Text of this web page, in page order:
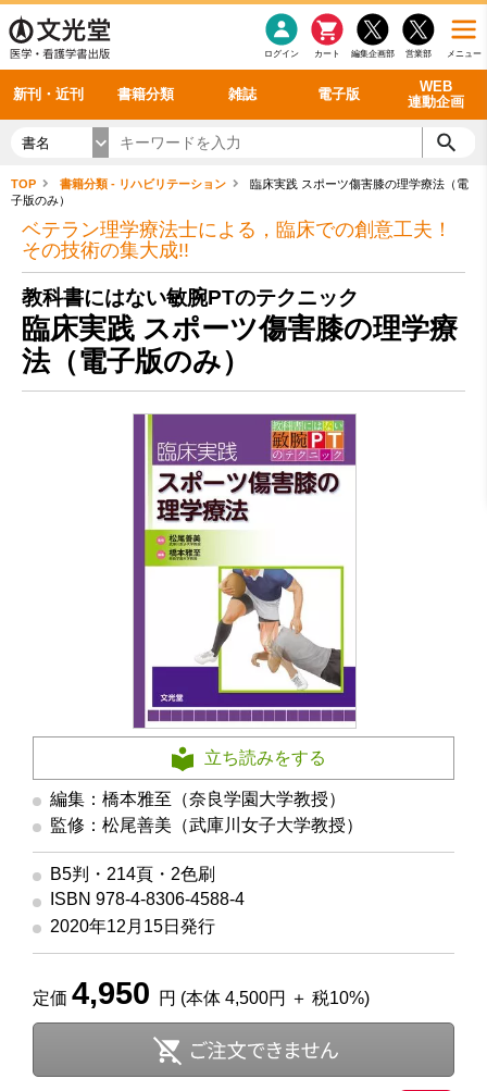
メニュー
営業部
編集企画部
カート
ログイン
新刊・近刊 書籍分類 雑誌 電子版
WEB
連動企画
感染症 老年医学
看護・介護
呼吸器
循環器
シリーズ一覧
雑誌投稿規定
理学療法
雑誌案内・年間購読 最新号 バックナンバー
電子書籍
電子雑誌
書籍「データに基づく臨床動作分析」WEB動画
書籍「眼手術学」WEB動画
書籍「神経症候学 II 改訂第二版」 WEB動画
新刊一覧
今後の発行予定
書名
TOP 書籍分類 - リハビリテーション
臨床実践 スポーツ傷害膝の理学療法（電
子版のみ）
ベテラン理学療法士による，臨床での創意工夫！
その技術の集大成!!
教科書にはない敏腕PTのテクニック
臨床実践 スポーツ傷害膝の理学療
法（電子版のみ）
立ち読みをする
編集：橋本雅至（奈良学園大学教授）
監修：松尾善美（武庫川女子大学教授）
B5判・214頁・2色刷
ISBN 978-4-8306-4588-4
2020年12月15日発行
定価 4,950 円 (本体 4,500円 ＋ 税10%)